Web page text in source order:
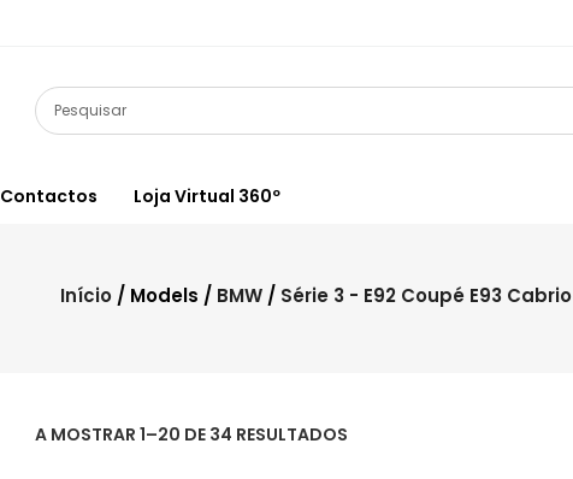
Contactos Loja Virtual 360º
Início / Models / BMW / Série 3 - E92 Coupé E93 Cabrio
A MOSTRAR 1–20 DE 34 RESULTADOS